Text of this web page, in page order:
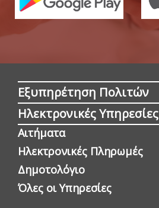
Εξυπηρέτηση Πολιτών
Ηλεκτρονικές Υπηρεσίες
Αιτήματα
Ηλεκτρονικές Πληρωμές
Δημοτολόγιο
Όλες οι Yπηρεσίες